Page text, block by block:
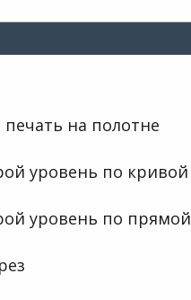
на полотне
уровень по кривой
уровень по прямой